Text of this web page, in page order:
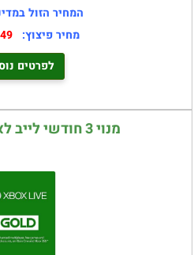
המחיר הזול
מחיר פיצוץ:
249
לפרטים
מנוי 3 חודשי לייב לאקס בוקס וואן